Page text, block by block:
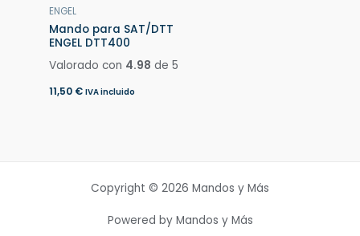
ENGEL
Mando para SAT/DTT
ENGEL DTT400
Valorado con 4.98 de 5
11,50 € IVA incluido
Copyright © 2026 Mandos y Más
Powered by Mandos y Más